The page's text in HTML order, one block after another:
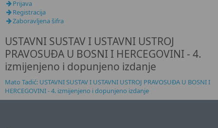
Prijava
Registracija
Zaboravljena šifra
USTAVNI SUSTAV I USTAVNI USTROJ
PRAVOSUĐA U BOSNI I HERCEGOVINI - 4.
izmijenjeno i dopunjeno izdanje
Mato Tadić: USTAVNI SUSTAV I USTAVNI USTROJ PRAVOSUĐA U BOSNI I
HERCEGOVINI - 4. izmijenjeno i dopunjeno izdanje